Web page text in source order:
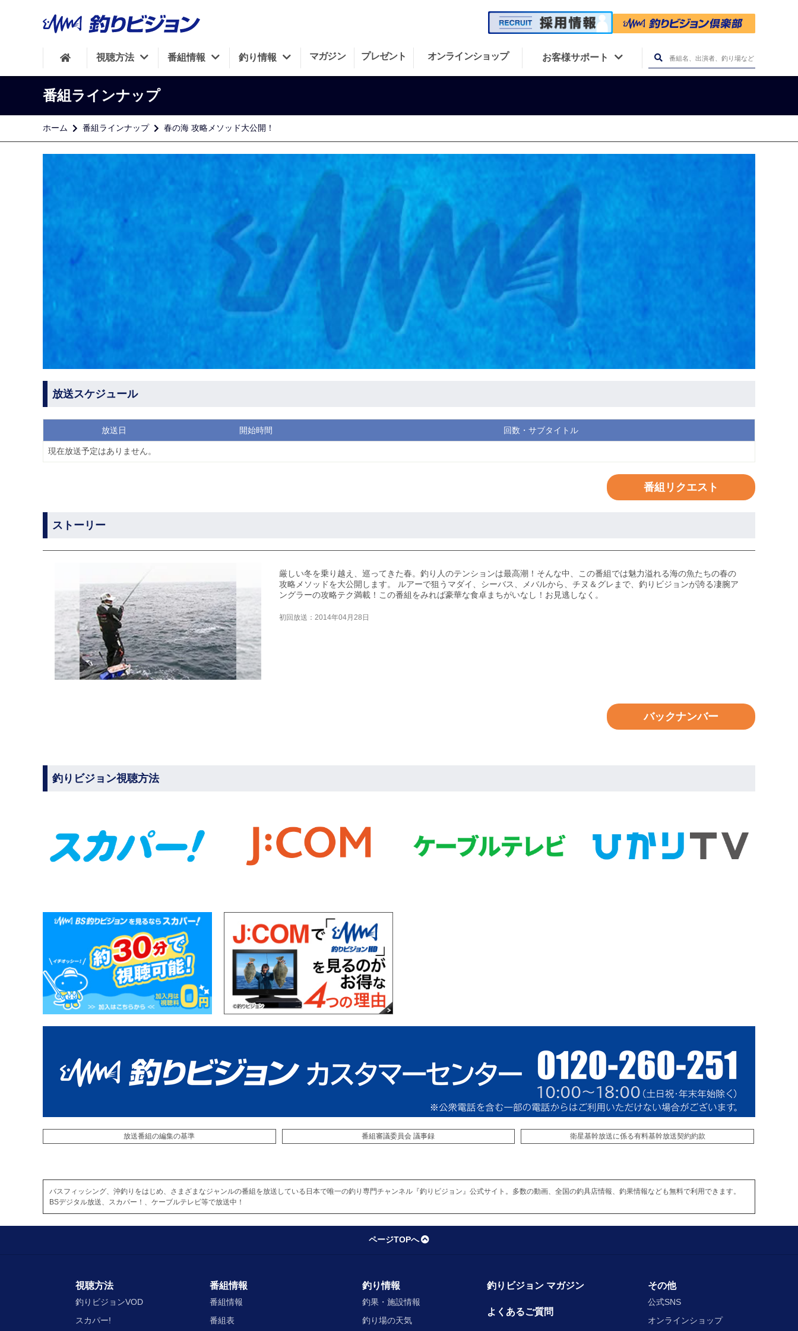
視聴方法 番組情報 釣り情報 マガジン プレゼント オンラインショップ お客様サポート
番組ラインナップ
ホーム 番組ラインナップ 春の海 攻略メソッド大公開！
放送スケジュール
放送日 開始時間 回数・サブタイトル
現在放送予定はありません。
番組リクエスト
ストーリー
厳しい冬を乗り越え、巡ってきた春。釣り人のテンションは最高潮！そんな中、この番組では魅力溢れる海の魚たちの春の
攻略メソッドを大公開します。 ルアーで狙うマダイ、シーバス、メバルから、チヌ＆グレまで、釣りビジョンが誇る凄腕ア
ングラーの攻略テク満載！この番組をみれば豪華な食卓まちがいなし！お見逃しなく。
初回放送：2014年04月28日
バックナンバー
釣りビジョン視聴方法
放送番組の編集の基準 番組審議委員会 議事録 衛星基幹放送に係る有料基幹放送契約約款
バスフィッシング、沖釣りをはじめ、さまざまなジャンルの番組を放送している日本で唯一の釣り専門チャンネル『釣りビジョン』公式サイト。多数の動画、全国の釣具店情報、釣果情報なども無料で利用できます。
BSデジタル放送、スカパー！、ケーブルテレビ等で放送中！
ページTOPへ
視聴方法
釣りビジョンVOD
スカパー!
番組情報
番組情報
番組表
釣り情報
釣果・施設情報
釣り場の天気
釣りビジョン マガジン
よくあるご質問
その他
公式SNS
オンラインショップ